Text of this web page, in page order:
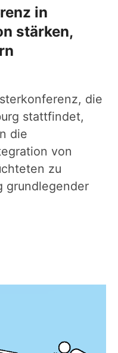
in
stärken,
die
stattfindet,
die
von
zu
grundlegender